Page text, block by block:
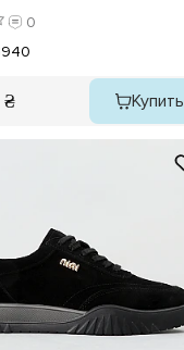
0
40
Купить